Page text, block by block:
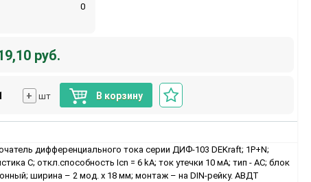
0
руб.
+ шт В корзину
дифференциального тока серии ДИФ-103 DEKraft; 1P+N;
C; откл.способность Icn = 6 kA; ток утечки 10 мА; тип - АС; блок
ширина – 2 мод. х 18 мм; монтаж – на DIN-рейку. АВДТ